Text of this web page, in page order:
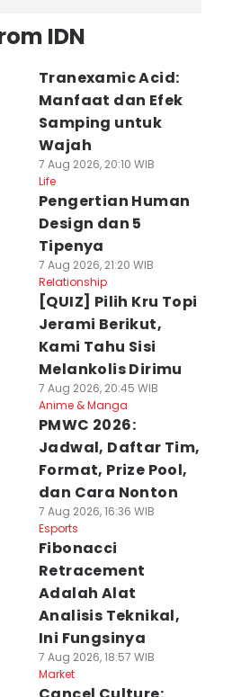
IDN
Tranexamic Acid:
Manfaat dan Efek
Samping untuk
Wajah
7 Aug 2026, 20:10 WIB
Life
Pengertian Human
Design dan 5
Tipenya
7 Aug 2026, 21:20 WIB
Relationship
[QUIZ] Pilih Kru Topi
Jerami Berikut,
Kami Tahu Sisi
Melankolis Dirimu
7 Aug 2026, 20:45 WIB
Anime & Manga
PMWC 2026:
Jadwal, Daftar Tim,
Format, Prize Pool,
dan Cara Nonton
7 Aug 2026, 16:36 WIB
Esports
Fibonacci
Retracement
Adalah Alat
Analisis Teknikal,
Ini Fungsinya
7 Aug 2026, 18:57 WIB
Market